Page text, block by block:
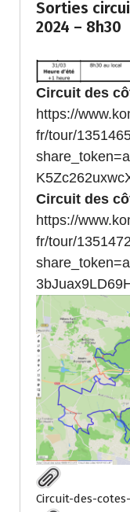
Sorties
2024 – 8h30
Circuit des
https://
fr/tour/
Circuit des
https://
fr/tour/
Circuit-des-